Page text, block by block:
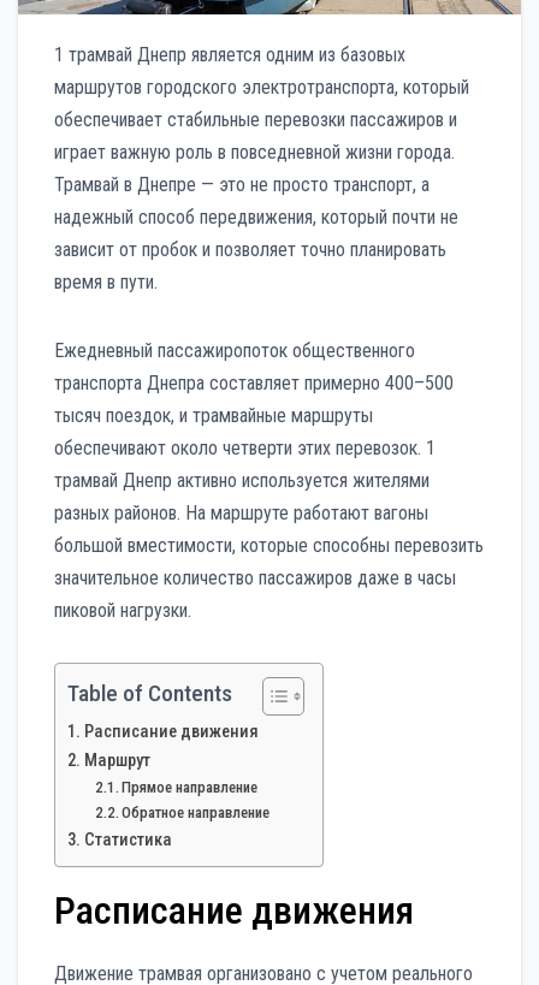
1 трамвай Днепр является одним из базовых
маршрутов городского электротранспорта, который
обеспечивает стабильные перевозки пассажиров и
играет важную роль в повседневной жизни города.
Трамвай в Днепре — это не просто транспорт, а
надежный способ передвижения, который почти не
зависит от пробок и позволяет точно планировать
время в пути.
Ежедневный пассажиропоток общественного
транспорта Днепра составляет примерно 400–500
тысяч поездок, и трамвайные маршруты
обеспечивают около четверти этих перевозок. 1
трамвай Днепр активно используется жителями
разных районов. На маршруте работают вагоны
большой вместимости, которые способны перевозить
значительное количество пассажиров даже в часы
пиковой нагрузки.
Table of Contents
Расписание движения
Маршрут
Прямое направление
Обратное направление
Статистика
Расписание движения
Движение трамвая организовано с учетом реального